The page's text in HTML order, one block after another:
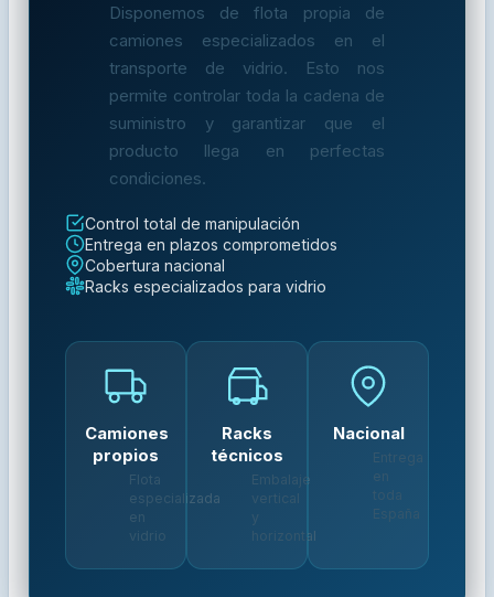
Disponemos de flota propia de
camiones especializados en el
transporte de vidrio. Esto nos
permite controlar toda la cadena de
suministro y garantizar que el
producto llega en perfectas
condiciones.
Control total de manipulación
Entrega en plazos comprometidos
Cobertura nacional
Racks especializados para vidrio
Camiones
propios
Flota
especializada
en
vidrio
Racks
técnicos
Embalaje
vertical
y
horizontal
Nacional
Entrega
en
toda
España